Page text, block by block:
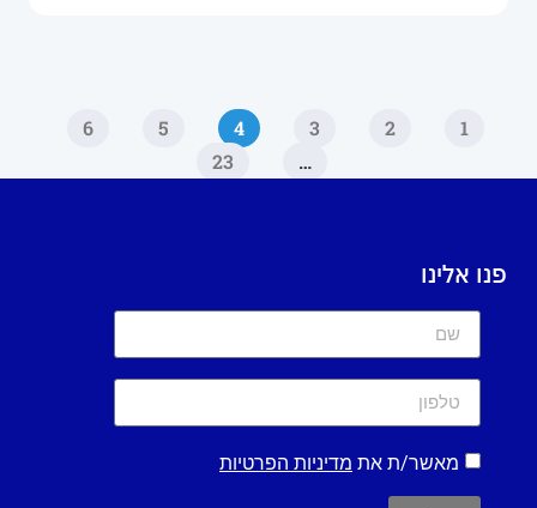
1
2
3
4
5
6
…
23
פנו אלינו
מאשר/ת את מדיניות הפרטיות